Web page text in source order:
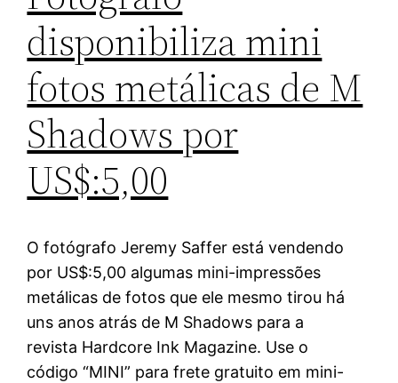
disponibiliza mini
fotos metálicas de M
Shadows por
US$:5,00
O fotógrafo Jeremy Saffer está vendendo
por US$:5,00 algumas mini-impressões
metálicas de fotos que ele mesmo tirou há
uns anos atrás de M Shadows para a
revista Hardcore Ink Magazine. Use o
código “MINI” para frete gratuito em mini-